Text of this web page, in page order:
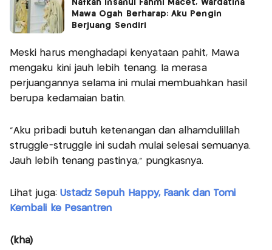
Nafkah Insanul Fahmi Macet, Wardatina
Mawa Ogah Berharap: Aku Pengin
Berjuang Sendiri
Meski harus menghadapi kenyataan pahit, Mawa
mengaku kini jauh lebih tenang. Ia merasa
perjuangannya selama ini mulai membuahkan hasil
berupa kedamaian batin.
"Aku pribadi butuh ketenangan dan alhamdulillah
struggle-struggle ini sudah mulai selesai semuanya.
Jauh lebih tenang pastinya," pungkasnya.
Lihat juga: Ustadz Sepuh Happy, Faank dan Tomi
Kembali ke Pesantren
(kha)